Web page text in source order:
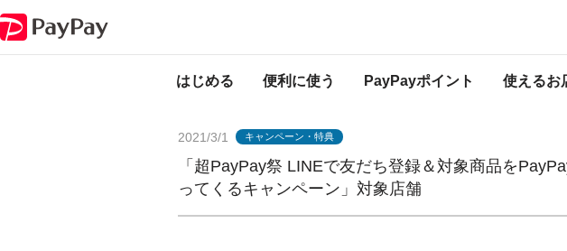
はじめる 便利に使う PayPayポイント 使えるお
PayPay
2021/3/1 キャンペーン・特典
「超PayPay祭 LINEで友だち登録＆対象商品を
ってくるキャンペーン」対象店舗